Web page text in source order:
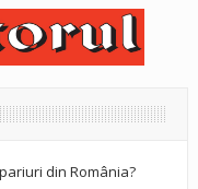
din România?